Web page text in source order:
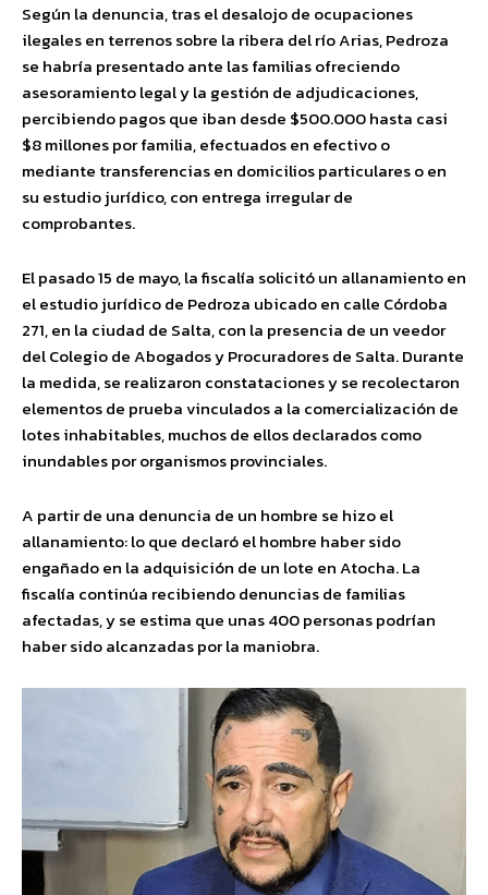
Según la denuncia, tras el desalojo de ocupaciones
ilegales en terrenos sobre la ribera del río Arias, Pedroza
se habría presentado ante las familias ofreciendo
asesoramiento legal y la gestión de adjudicaciones,
percibiendo pagos que iban desde $500.000 hasta casi
$8 millones por familia, efectuados en efectivo o
mediante transferencias en domicilios particulares o en
su estudio jurídico, con entrega irregular de
comprobantes.
El pasado 15 de mayo, la fiscalía solicitó un allanamiento en
el estudio jurídico de Pedroza ubicado en calle Córdoba
271, en la ciudad de Salta, con la presencia de un veedor
del Colegio de Abogados y Procuradores de Salta. Durante
la medida, se realizaron constataciones y se recolectaron
elementos de prueba vinculados a la comercialización de
lotes inhabitables, muchos de ellos declarados como
inundables por organismos provinciales.
A partir de una denuncia de un hombre se hizo el
allanamiento: lo que declaró el hombre haber sido
engañado en la adquisición de un lote en Atocha. La
fiscalía continúa recibiendo denuncias de familias
afectadas, y se estima que unas 400 personas podrían
haber sido alcanzadas por la maniobra.